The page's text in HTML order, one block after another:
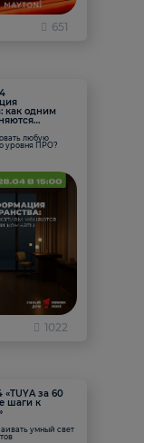
651
как одним
любую
уровня ПРО?
1022
«TUYA за 60
шаги к
умный свет